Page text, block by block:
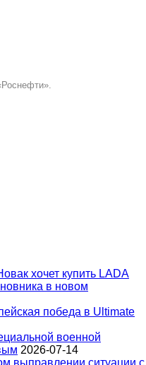
хочет купить LADA
в новом
победа в Ultimate
военной
2026-07-14
выправлении ситуации с